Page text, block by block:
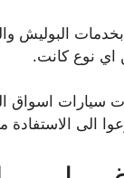
البوليش
اي نوع كانت.
سيارات اسواق
الى الاستفادة